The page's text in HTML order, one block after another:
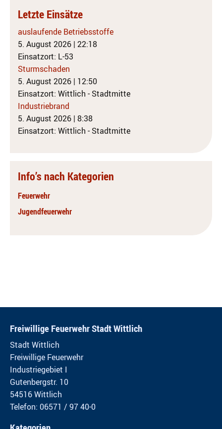
Letzte Einsätze
auslaufende Betriebsstoffe
5. August 2026 | 22:18
Einsatzort: L-53
Sturmschaden
5. August 2026 | 12:50
Einsatzort: Wittlich - Stadtmitte
Industriebrand
5. August 2026 | 8:38
Einsatzort: Wittlich - Stadtmitte
Info’s nach Kategorien
Feuerwehr
Jugendfeuerwehr
Freiwillige Feuerwehr Stadt Wittlich
Stadt Wittlich
Freiwillige Feuerwehr
Industriegebiet I
Gutenbergstr. 10
54516 Wittlich
Telefon: 06571 / 97 40-0